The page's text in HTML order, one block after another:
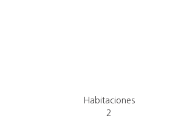
Habitaciones
2